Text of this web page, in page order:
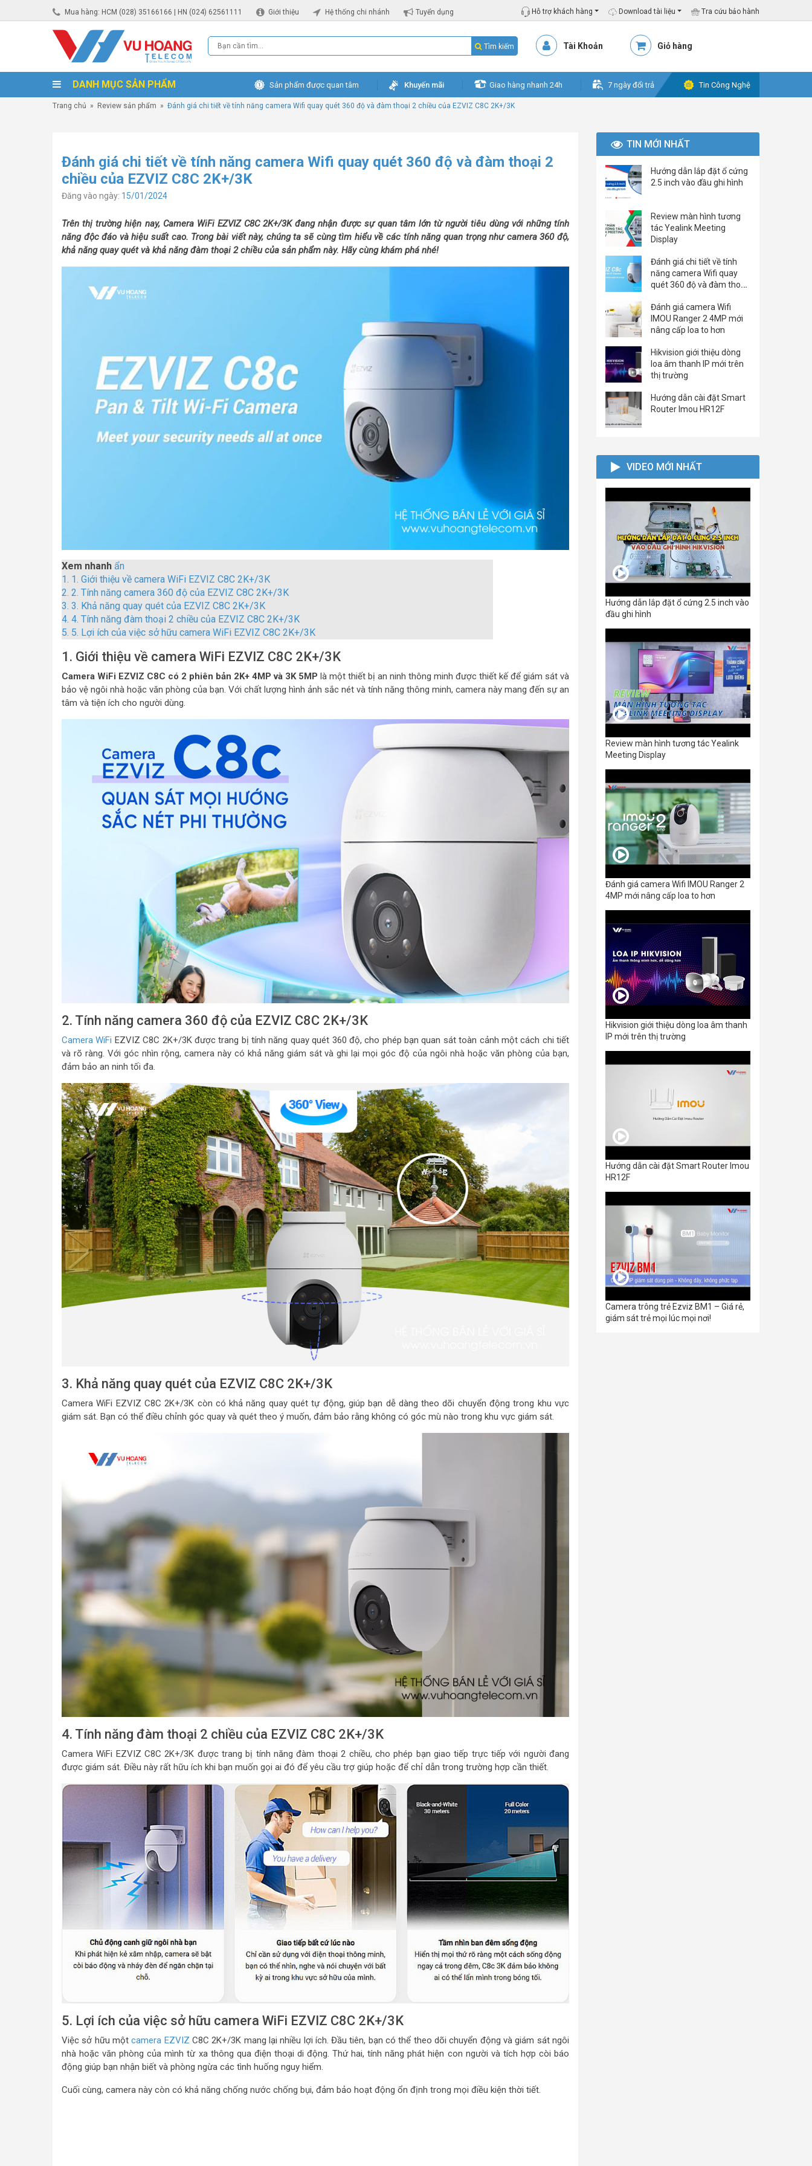
Mua hàng: HCM (028) 35166166 | HN (024) 62561111 Giới thiệu Hệ thống chi nhánh Tuyển dụng Hỗ trợ khách hàng Download tài liệu Tra cứu bảo hành
Tìm kiếm Tài Khoản Giỏ hàng
DANH MỤC SẢN PHẨM Sản phẩm được quan tâm Khuyến mãi Giao hàng nhanh 24h 7 ngày đổi trả Tin Công Nghệ
Trang chủ » Review sản phẩm » Đánh giá chi tiết về tính năng camera Wifi quay quét 360 độ và đàm thoại 2 chiều của EZVIZ C8C 2K+/3K
Đánh giá chi tiết về tính năng camera Wifi quay quét 360 độ và đàm thoại 2
chiều của EZVIZ C8C 2K+/3K
Đăng vào ngày: 15/01/2024
Trên thị trường hiện nay, Camera WiFi EZVIZ C8C 2K+/3K đang nhận được sự quan tâm lớn từ người tiêu dùng với những tính
năng độc đáo và hiệu suất cao. Trong bài viết này, chúng ta sẽ cùng tìm hiểu về các tính năng quan trọng như camera 360 độ,
khả năng quay quét và khả năng đàm thoại 2 chiều của sản phẩm này. Hãy cùng khám phá nhé!
Xem nhanh ẩn
1. 1. Giới thiệu về camera WiFi EZVIZ C8C 2K+/3K
2. 2. Tính năng camera 360 độ của EZVIZ C8C 2K+/3K
3. 3. Khả năng quay quét của EZVIZ C8C 2K+/3K
4. 4. Tính năng đàm thoại 2 chiều của EZVIZ C8C 2K+/3K
5. 5. Lợi ích của việc sở hữu camera WiFi EZVIZ C8C 2K+/3K
1. Giới thiệu về camera WiFi EZVIZ C8C 2K+/3K
Camera WiFi EZVIZ C8C có 2 phiên bản 2K+ 4MP và 3K 5MP là một thiết bị an ninh thông minh được thiết kế để giám sát và
bảo vệ ngôi nhà hoặc văn phòng của bạn. Với chất lượng hình ảnh sắc nét và tính năng thông minh, camera này mang đến sự an
tâm và tiện ích cho người dùng.
2. Tính năng camera 360 độ của EZVIZ C8C 2K+/3K
Camera WiFi EZVIZ C8C 2K+/3K được trang bị tính năng quay quét 360 độ, cho phép bạn quan sát toàn cảnh một cách chi tiết
và rõ ràng. Với góc nhìn rộng, camera này có khả năng giám sát và ghi lại mọi góc độ của ngôi nhà hoặc văn phòng của bạn,
đảm bảo an ninh tối đa.
3. Khả năng quay quét của EZVIZ C8C 2K+/3K
Camera WiFi EZVIZ C8C 2K+/3K còn có khả năng quay quét tự động, giúp bạn dễ dàng theo dõi chuyển động trong khu vực
giám sát. Bạn có thể điều chỉnh góc quay và quét theo ý muốn, đảm bảo rằng không có góc mù nào trong khu vực giám sát.
4. Tính năng đàm thoại 2 chiều của EZVIZ C8C 2K+/3K
Camera WiFi EZVIZ C8C 2K+/3K được trang bị tính năng đàm thoại 2 chiều, cho phép bạn giao tiếp trực tiếp với người đang
được giám sát. Điều này rất hữu ích khi bạn muốn gọi ai đó để yêu cầu trợ giúp hoặc để chỉ dẫn trong trường hợp cần thiết.
5. Lợi ích của việc sở hữu camera WiFi EZVIZ C8C 2K+/3K
Việc sở hữu mộtcamera EZVIZ C8C 2K+/3K mang lại nhiều lợi ích. Đầu tiên, bạn có thể theo dõi chuyển động và giám sát ngôi
nhà hoặc văn phòng của mình từ xa thông qua điện thoại di động. Thứ hai, tính năng phát hiện con người và tích hợp còi báo
động giúp bạn nhận biết và phòng ngừa các tình huống nguy hiểm.
Cuối cùng, camera này còn có khả năng chống nước chống bụi, đảm bảo hoạt động ổn định trong mọi điều kiện thời tiết.
TIN MỚI NHẤT
Hướng dẫn lắp đặt ổ cứng
2.5 inch vào đầu ghi hình
Review màn hình tương
tác Yealink Meeting
Display
Đánh giá chi tiết về tính
năng camera Wifi quay
quét 360 độ và đàm thoại
2K+/3K
Đánh giá camera Wifi
IMOU Ranger 2 4MP mới
nâng cấp loa to hơn
Hikvision giới thiệu dòng
loa âm thanh IP mới trên
thị trường
Hướng dẫn cài đặt Smart
Router Imou HR12F
VIDEO MỚI NHẤT
Hướng dẫn lắp đặt ổ cứng 2.5 inch vào
đầu ghi hình
Review màn hình tương tác Yealink
Meeting Display
Đánh giá camera Wifi IMOU Ranger 2
4MP mới nâng cấp loa to hơn
Hikvision giới thiệu dòng loa âm thanh
IP mới trên thị trường
Hướng dẫn cài đặt Smart Router Imou
HR12F
Camera trông trẻ Ezviz BM1 – Giá rẻ,
giám sát trẻ mọi lúc mọi nơi!